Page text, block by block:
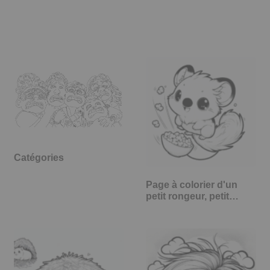
Catégories
Page à colorier d'un
petit rongeur, petit…